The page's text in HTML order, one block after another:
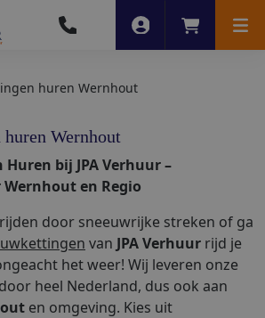
Account
huren Wernhout
Wernhout
bij JPA Verhuur –
en Regio
door sneeuwrijke streken of ga
van JPA Verhuur rijd je
het weer! Wij leveren onze
heel Nederland, dus ook aan
en omgeving. Kies uit